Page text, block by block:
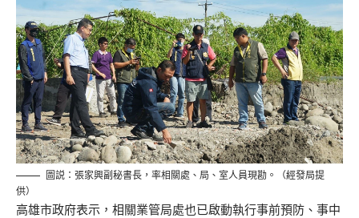
圖説：張家興副秘書長，率相關處、局、室人員現勘。（經發局提
供）
高雄市政府表示，相關業管局處也已啟動執行事前預防、事中